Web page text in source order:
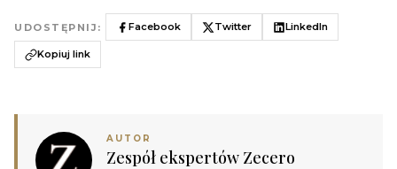
UDOSTĘPNIJ: Facebook Twitter LinkedIn
Kopiuj link
AUTOR
Zespół ekspertów Zecero